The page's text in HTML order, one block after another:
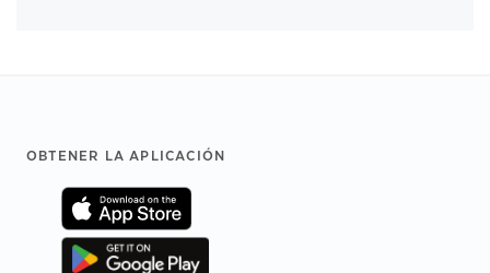
Footer
OBTENER LA APLICACIÓN